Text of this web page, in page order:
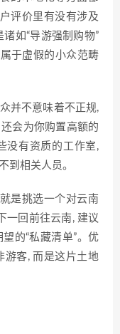
评价里有没有涉及
如“导游强制购物”
于虚假的小众范畴
并不意味着不正规,
会为你购置高额的
没有资质的工作室,
到相关人员。
是挑选一个对云南
一回前往云南, 建议
的“私藏清单”。优
游客, 而是这片土地